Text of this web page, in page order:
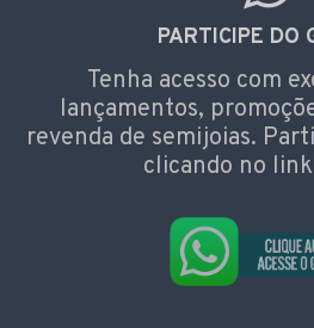
PARTICIPE DO
Tenha acesso com
lançamentos,
revenda de semijoias.
clicando no